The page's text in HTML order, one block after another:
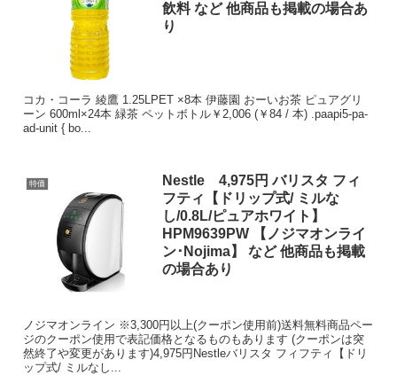
飲料 など 他商品も掲載の場合あ
り
コカ・コーラ 綾鷹 1.25LPET ×8本 伊藤園 おーいお茶 ピュアグリ
ーン 600ml×24本 緑茶 ペットボトル￥2,006 (￥84 / 本) .paapi5-pa-
ad-unit { bo...
特価
Nestle 4,975円 バリスタ フィ
フティ【ドリップ式/ ミルな
し/0.8L/ピュアホワイト】
HPM9639PW 【ノジマオンライ
ン･Nojima】 など 他商品も掲載
の場合あり
ノジマオンライン ※3,300円以上(クーポン使用前)送料無料商品ペー
ジのクーポン使用で表記価格となるものもあります (クーポンは突
然終了や変更があります)4,975円Nestleバリスタ フィフティ【ドリ
ップ式/ ミルなし...